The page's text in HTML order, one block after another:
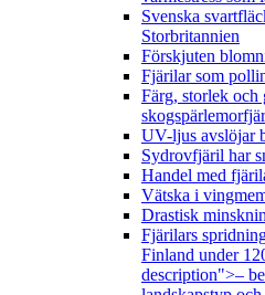
Svenska
Storbritannien
Förskjuten
Fjärilar som
Färg, storlek och
UV-ljus avslöjar
Sydrovfjäril har
Handel med
Vätska i
Drastisk
Fjärilars
Finland under
description">–